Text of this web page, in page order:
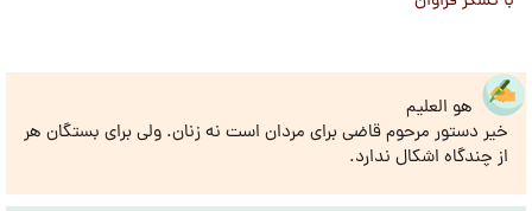
هو العلیم
خیر دستور مرحوم قاضی برای مردان است نه زنان. ولی برای بستگان هر
از چندگاه اشکال ندارد.